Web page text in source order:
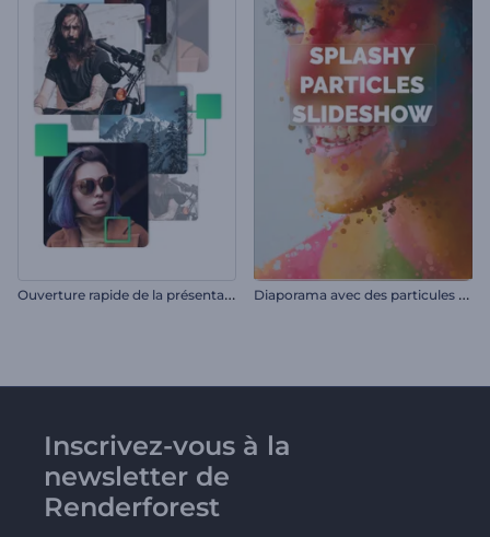
O
uverture rapide de la présentation D
iaporama avec des particules éclaboussantes
Inscrivez-vous à la
newsletter de
Renderforest